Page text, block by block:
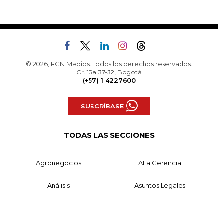
© 2026, RCN Medios. Todos los derechos reservados.
Cr. 13a 37-32, Bogotá
(+57) 1 4227600
SUSCRÍBASE
TODAS LAS SECCIONES
Agronegocios Alta Gerencia
Análisis Asuntos Legales